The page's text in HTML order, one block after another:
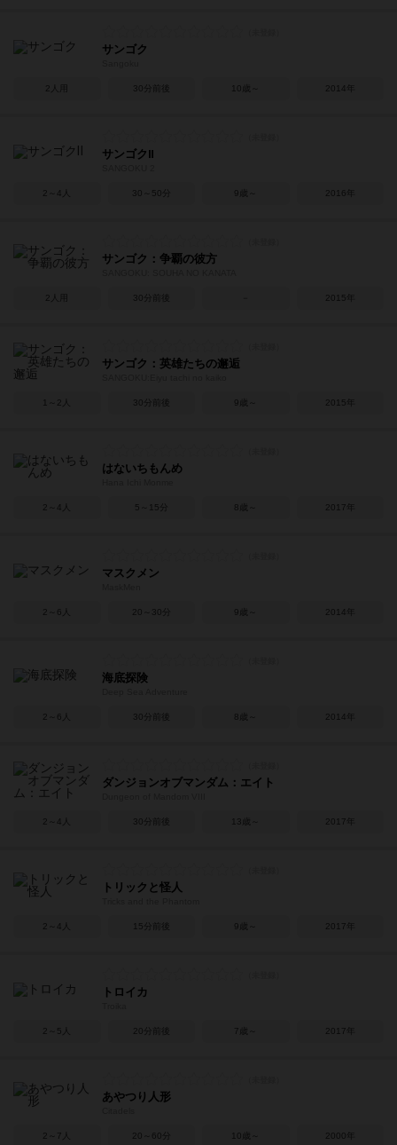
サンゴク
2人用 30分前後 10歳～ 2014年
サンゴクⅡ
2～4人 30～50分 9歳～ 2016年
サンゴク：争覇の彼方
2人用 30分前後 2015年
サンゴク：英雄たちの邂逅
1～2人 30分前後 9歳～ 2015年
はないちもんめ
2～4人 5～15分 8歳～ 2017年
マスクメン
2～6人 20～30分 9歳～ 2014年
海底探険
2～6人 30分前後 8歳～ 2014年
ダンジョンオブマンダム：エイト
2～4人 30分前後 13歳～ 2017年
トリックと怪人
2～4人 15分前後 9歳～ 2017年
トロイカ
2～5人 20分前後 7歳～ 2017年
あやつり人形
2～7人 20～60分 10歳～ 2000年